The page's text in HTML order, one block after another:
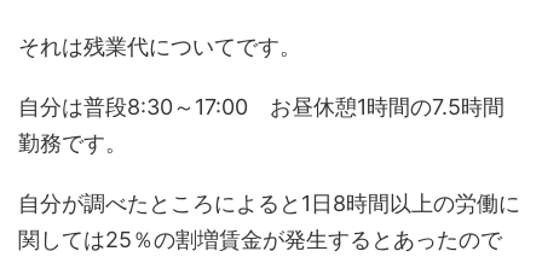
それは残業代についてです。
自分は普段8:30～17:00 お昼休憩1時間の7.5時間
勤務です。
自分が調べたところによると1日8時間以上の労働に
関しては25％の割増賃金が発生するとあったので